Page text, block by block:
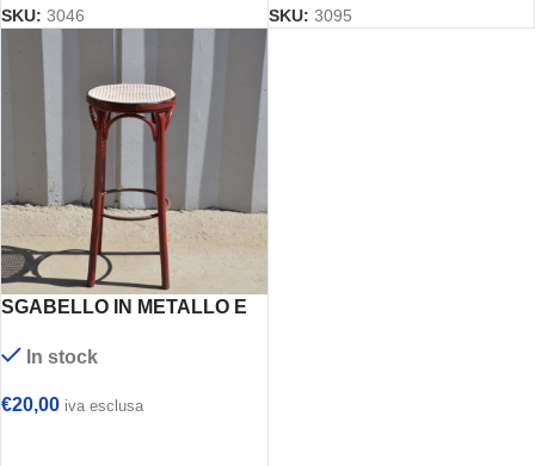
SKU: 3046 SKU: 3095
SGABELLO IN METALLO E
In stock
€20,00 iva esclusa